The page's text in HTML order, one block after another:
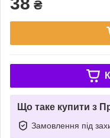
₴
Що таке купити з
Замовлення під